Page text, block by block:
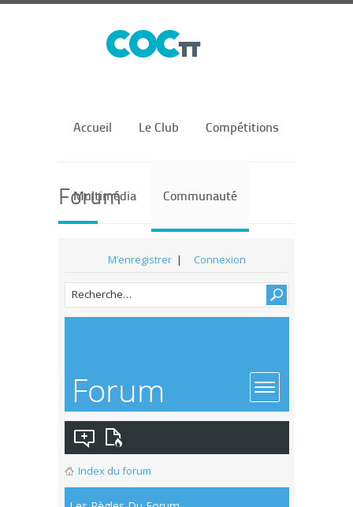
Accueil Le Club Compétitions
Multimédia Communauté
Forum